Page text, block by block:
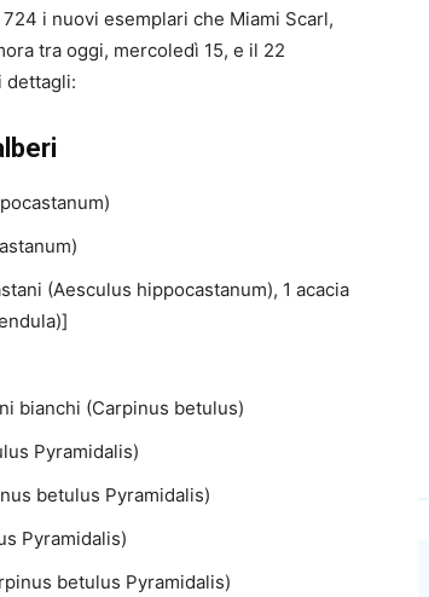
i nuovi esemplari che Miami Scarl,
tra oggi, mercoledì 15, e il 22
dettagli:
(Aesculus hippocastanum), 1 acacia
bianchi (Carpinus betulus)
Pyramidalis)
betulus Pyramidalis)
Pyramidalis)
betulus Pyramidalis)